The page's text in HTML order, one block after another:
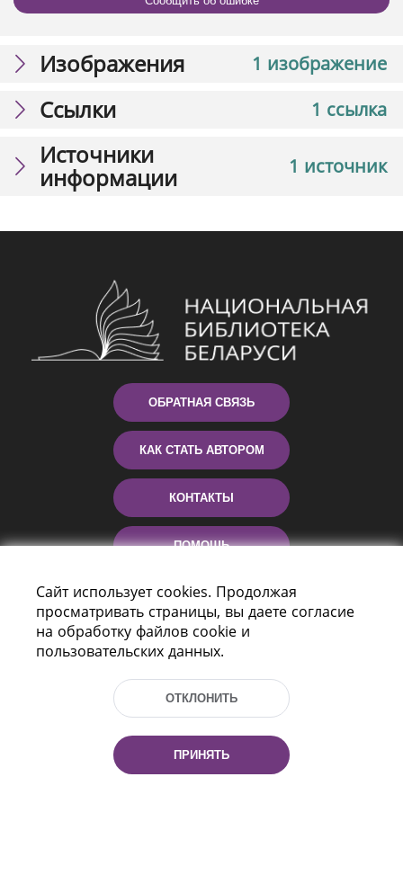
1 изображение
Изображения
1 ссылка
Ссылки
1 источник
Источники
информации
ОБРАТНАЯ СВЯЗЬ
КАК СТАТЬ АВТОРОМ
КОНТАКТЫ
ПОМОЩЬ
Пр-т Независимости 116
г. Минск, Республика Беларусь, 220114
Тел.: (+375 17) 368 37 37, Факс: (+375 17)
Сайт использует cookies. Продолжая
просматривать страницы, вы даете согласие
на обработку файлов cookie и
пользовательских данных.
ОТКЛОНИТЬ
ПРИНЯТЬ